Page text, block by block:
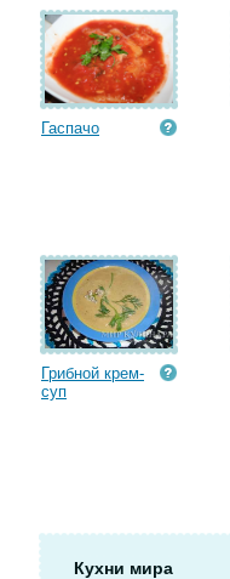
Гаспачо
Грибной крем-
суп
Кухни мира